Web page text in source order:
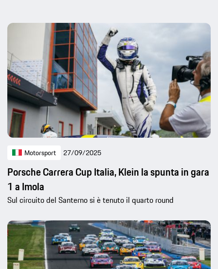
Motorsport 27/09/2025
Porsche Carrera Cup Italia, Klein la spunta in gara
1 a Imola
Sul circuito del Santerno si è tenuto il quarto round